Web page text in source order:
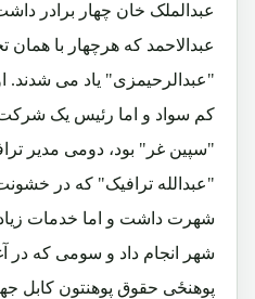
عبدالملک خان چهار برادر
عبدالاحمد که هرچهار با همان
"عبدالرحیمزی" یاد می شدند.
کم سواد و اما رئیس یک
"سپین غر" بود، دومی مدیر
"عبدالله ترافیک" که در
شهرت داشت و اما خدمات
پوهنځی حقوق پوهنتون کابل